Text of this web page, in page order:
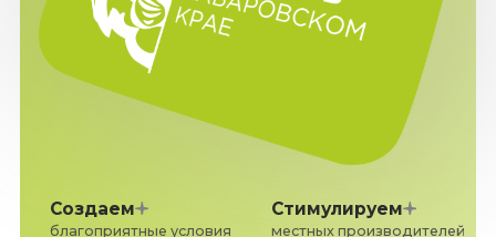
престиж Хабаровского
края как региона для
ведения бизнеса
бренд как единый
узнаваемый символ
Хабаровского края
Бренд «Сделано в Хабаровском
всей стране